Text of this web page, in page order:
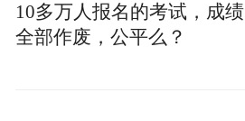
10多万人报名的考试，成绩
全部作废，公平么？